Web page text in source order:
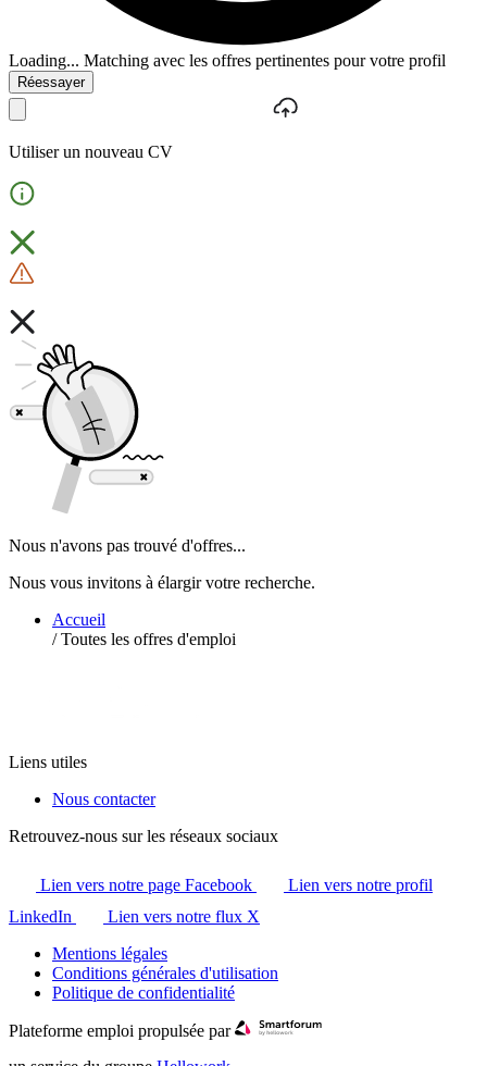
Loading... Matching avec les offres pertinentes pour votre profil
Réessayer
Utiliser un nouveau CV
Nous n'avons pas trouvé d'offres...
Nous vous invitons à élargir votre recherche.
Accueil
/ Toutes les offres d'emploi
Liens utiles
Nous contacter
Retrouvez-nous sur les réseaux sociaux
Lien vers notre page Facebook
Lien vers notre profil
LinkedIn
Lien vers notre flux X
Mentions légales
Conditions générales d'utilisation
Politique de confidentialité
Plateforme emploi propulsée par